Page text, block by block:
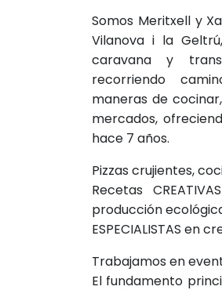
Somos Meritxell y
Vilanova i la
caravana y
recorriendo
maneras de
mercados,
hace 7 años.
Pizzas crujientes,
Recetas
producción
ESPECIALISTAS en
Trabajamos en
El fundamento